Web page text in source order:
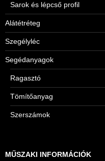
Sarok és lépcső profil
Alátétréteg
Szegélyléc
Segédanyagok
Ragasztó
Tömítőanyag
Szerszámok
MŰSZAKI INFORMÁCIÓK